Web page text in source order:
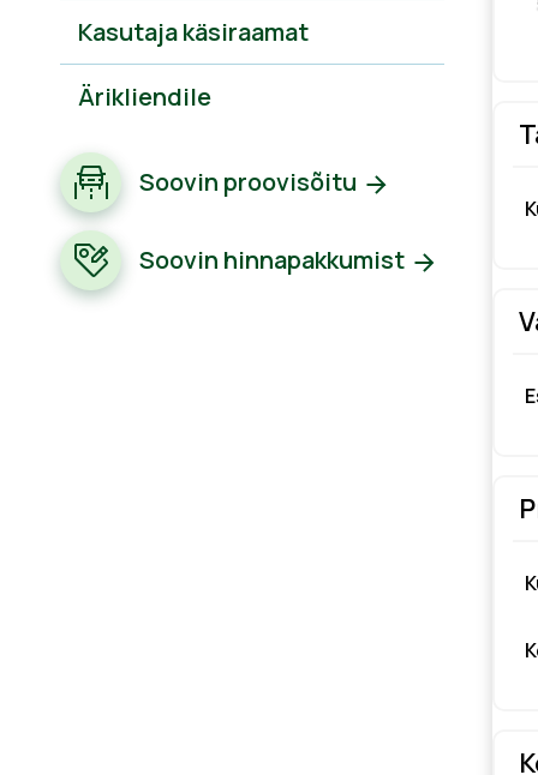
Kasutaja käsiraamat
Ärikliendile
Soovin proovisõitu
Soovin hinnapakkumist